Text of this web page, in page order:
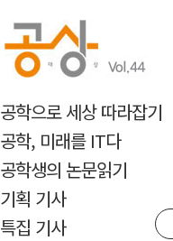
공학으로 세상 따라잡기
공학, 미래를 IT다
공학생의 논문읽기
기획 기사
특집 기사